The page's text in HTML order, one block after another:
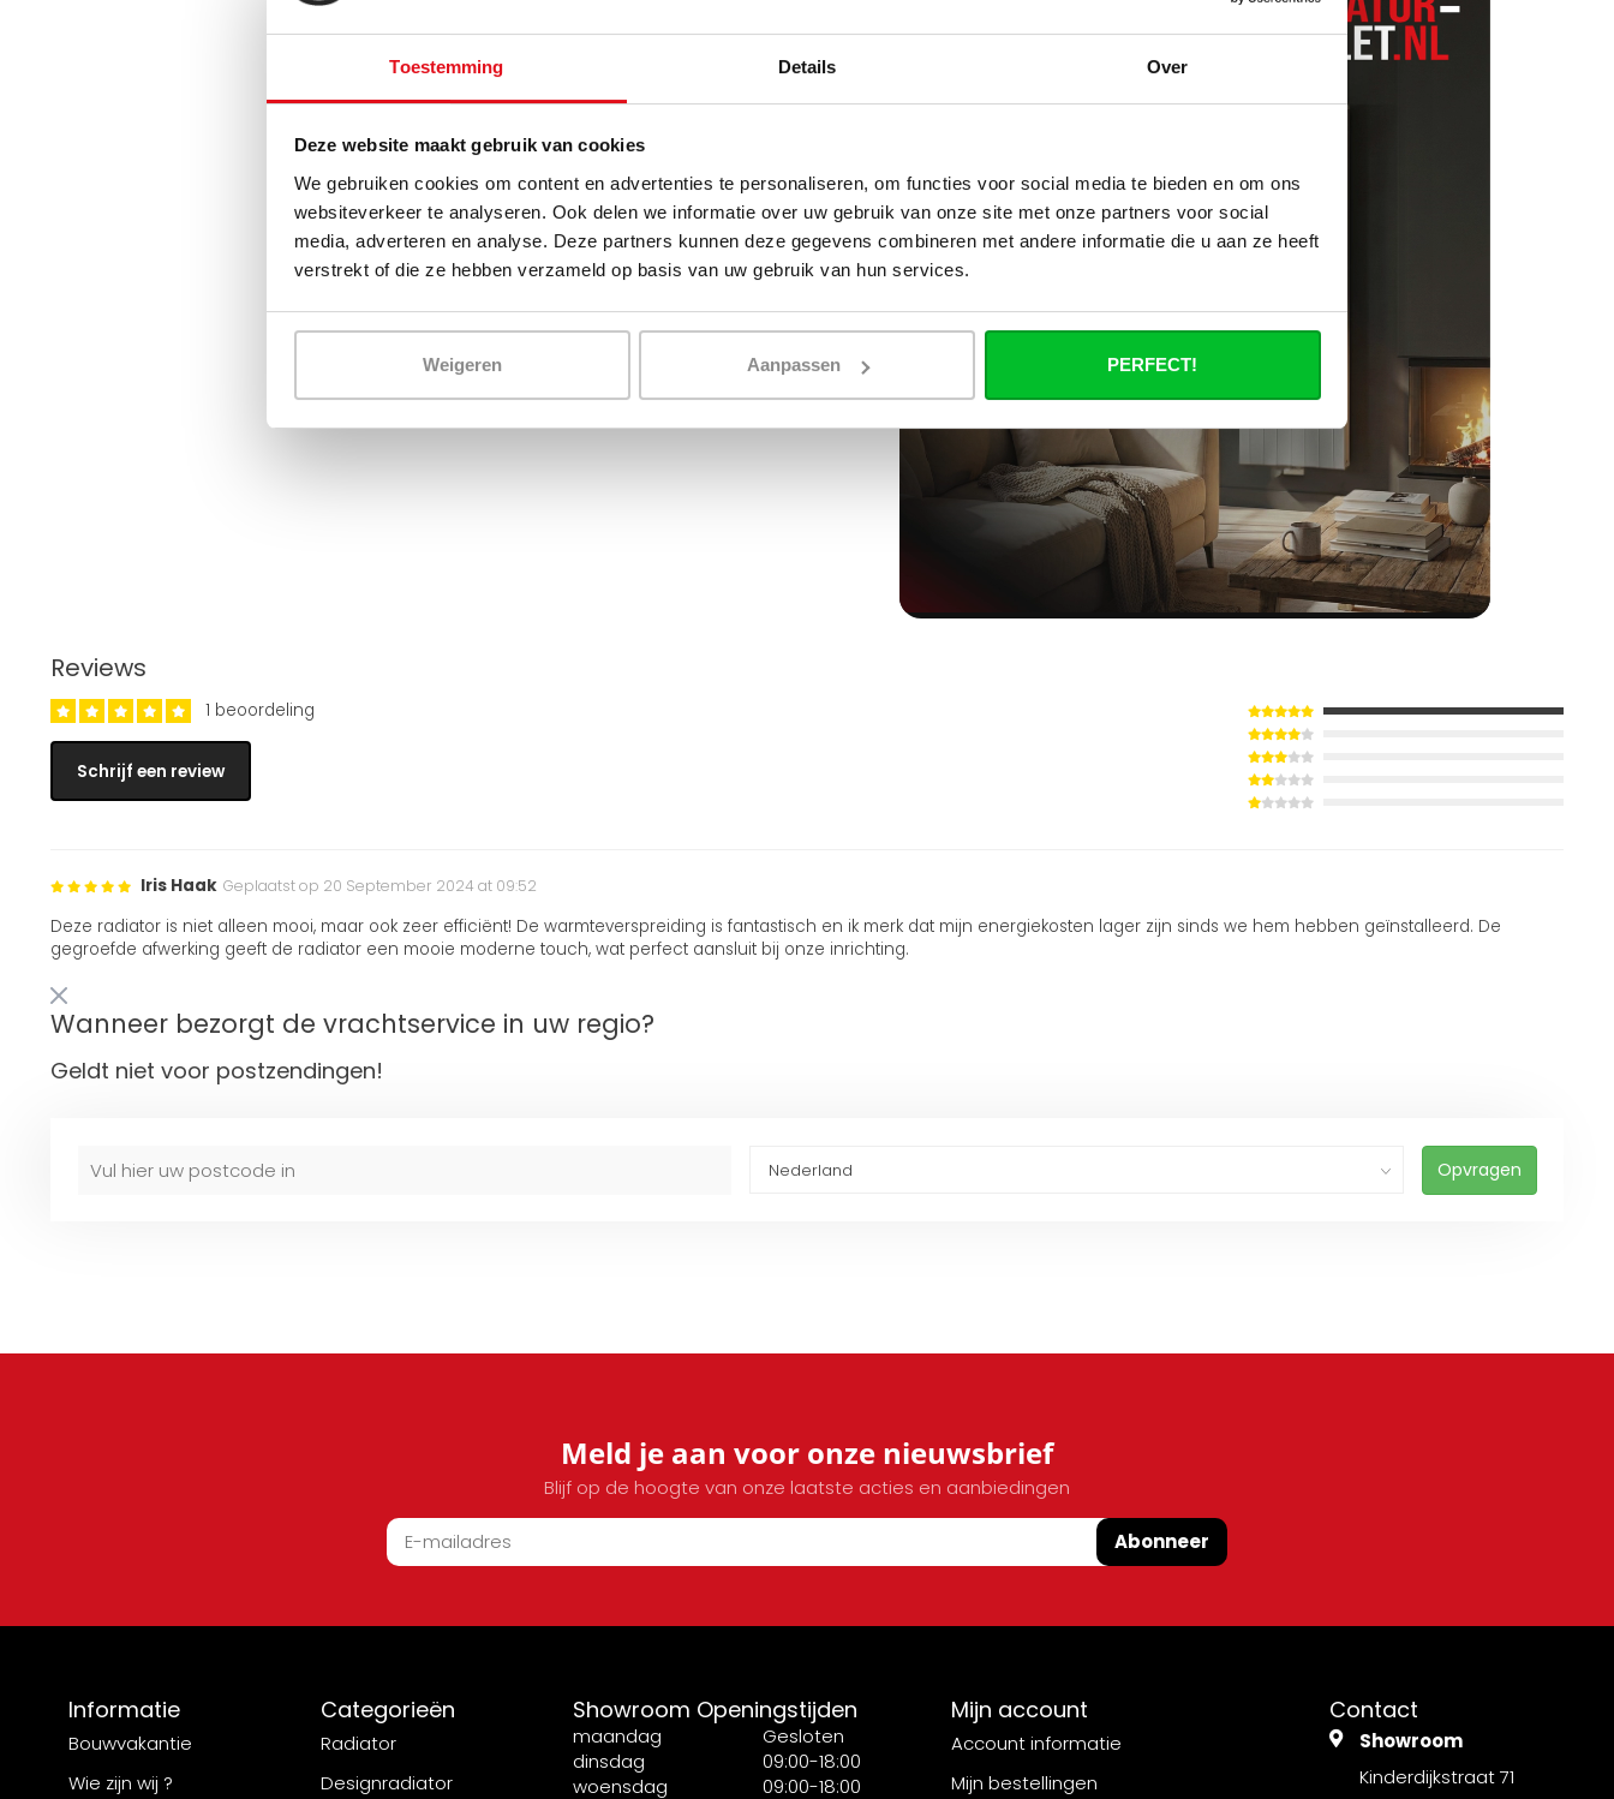
Toestemming Details Over
Deze website maakt gebruik van cookies
We gebruiken cookies om content en advertenties te personaliseren, om functies voor social media te bieden en om ons
websiteverkeer te analyseren. Ook delen we informatie over uw gebruik van onze site met onze partners voor social
media, adverteren en analyse. Deze partners kunnen deze gegevens combineren met andere informatie die u aan ze heeft
verstrekt of die ze hebben verzameld op basis van uw gebruik van hun services.
Weigeren Aanpassen PERFECT!
Reviews
1 beoordeling
Schrijf een review
Iris Haak Geplaatst op 20 September 2024 at 09:52
Deze radiator is niet alleen mooi, maar ook zeer efficiënt! De warmteverspreiding is fantastisch en ik merk dat mijn energiekosten lager zijn sinds we hem hebben geïnstalleerd. De
gegroefde afwerking geeft de radiator een mooie moderne touch, wat perfect aansluit bij onze inrichting.
Wanneer bezorgt de vrachtservice in uw regio?
Geldt niet voor postzendingen!
Opvragen
Meld je aan voor onze nieuwsbrief
Blijf op de hoogte van onze laatste acties en aanbiedingen
Abonneer
Informatie
Bouwvakantie
Wie zijn wij ?
Categorieën
Radiator
Designradiator
Showroom Openingstijden
maandag
Gesloten
dinsdag
09:00-18:00
woensdag
09:00-18:00
Mijn account
Account informatie
Mijn bestellingen
Contact
Showroom
Kinderdijkstraat 71